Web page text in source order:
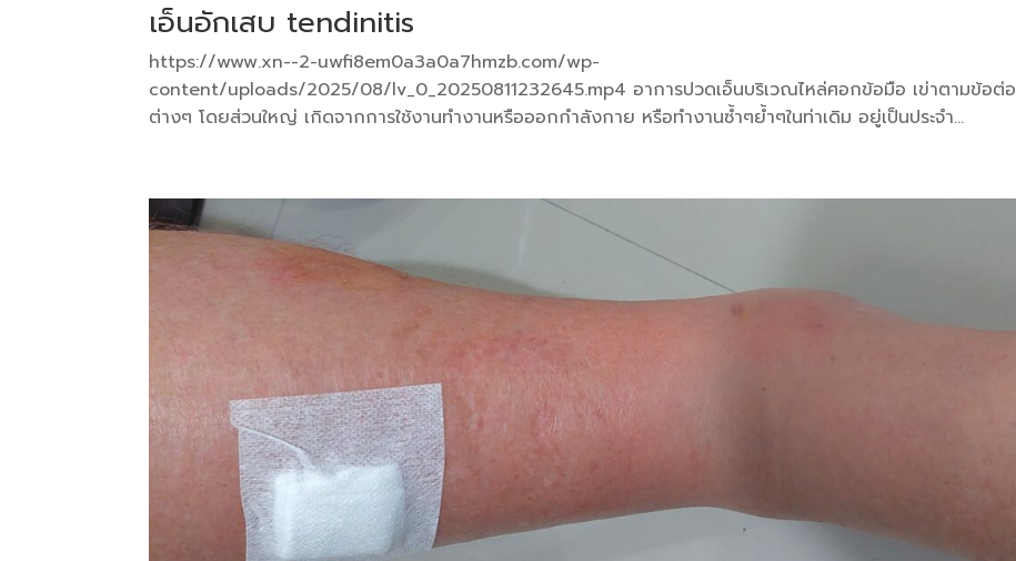
เอ็นอักเสบ tendinitis
https://www.xn--2-uwfi8em0a3a0a7hmzb.com/wp-
content/uploads/2025/08/lv_0_20250811232645.mp4 อาการปวดเอ็นบริเวณไหล่ศอกข้อมือ เข่าตามข้อต่อ
ต่างๆ โดยส่วนใหญ่ เกิดจากการใช้งานทำงานหรือออกกำลังกาย หรือทำงานซ้ำๆย้ำๆในท่าเดิม อยู่เป็นประจำ...